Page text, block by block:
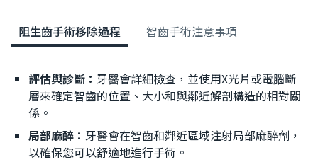
阻生齒手術移除過程 智齒手術注意事項
評估與診斷： 牙醫會詳細檢查，並使用X光片或電腦斷
層來確定智齒的位置、大小和與鄰近解剖構造的相對關
係。
局部麻醉： 牙醫會在智齒和鄰近區域注射局部麻醉劑，
以確保您可以舒適地進行手術。